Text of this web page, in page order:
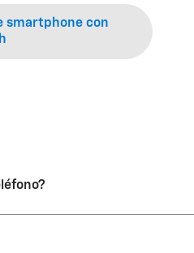
smartphone con